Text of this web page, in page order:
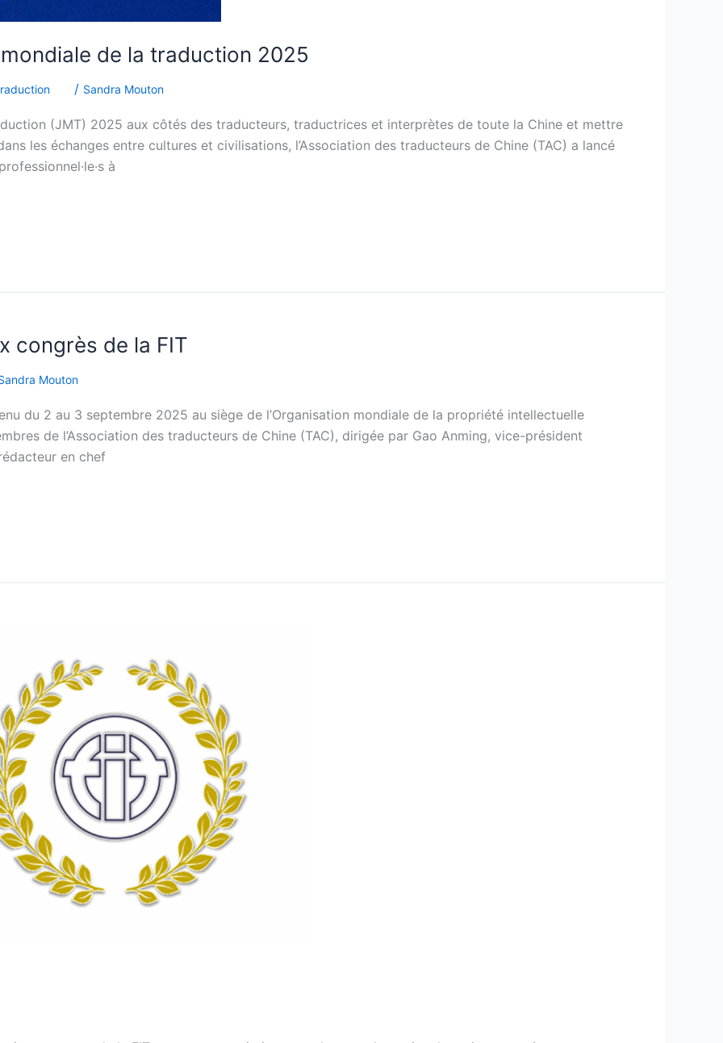
de la traduction 2025
/ Sandra Mouton
(JMT) 2025 aux côtés des traducteurs, traductrices et interprètes de toute la Chine et mettre
les échanges entre cultures et civilisations, l’Association des traducteurs de Chine (TAC) a lancé
à
congrès de la FIT
Mouton
du 2 au 3 septembre 2025 au siège de l’Organisation mondiale de la propriété intellectuelle
de l’Association des traducteurs de Chine (TAC), dirigée par Gao Anming, vice-président
en chef